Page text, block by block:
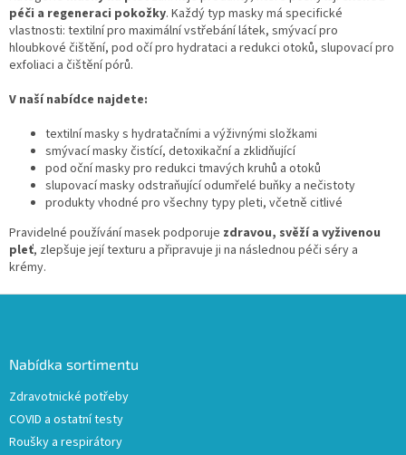
c
í
p
v
ý
p
i
s
á
n
péči a regeneraci pokožky. Každý typ masky má specifické
vlastnosti: textilní pro maximální vstřebání látek, smývací pro
hloubkové čištění, pod očí pro hydrataci a redukci otoků, slupovací pro
exfoliaci a čištění pórů.
V naší nabídce najdete:
textilní masky s hydratačními a výživnými složkami
smývací masky čistící, detoxikační a zklidňující
pod oční masky pro redukci tmavých kruhů a otoků
slupovací masky odstraňující odumřelé buňky a nečistoty
produkty vhodné pro všechny typy pleti, včetně citlivé
Pravidelné používání masek podporuje zdravou, svěží a vyživenou
pleť, zlepšuje její texturu a připravuje ji na následnou péči séry a
krémy.
Nabídka sortimentu
Zdravotnické potřeby
COVID a ostatní testy
Roušky a respirátory